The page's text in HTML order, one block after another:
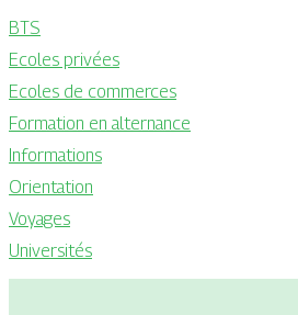
BTS
Ecoles privées
Ecoles de commerces
Formation en alternance
Informations
Orientation
Voyages
Universités